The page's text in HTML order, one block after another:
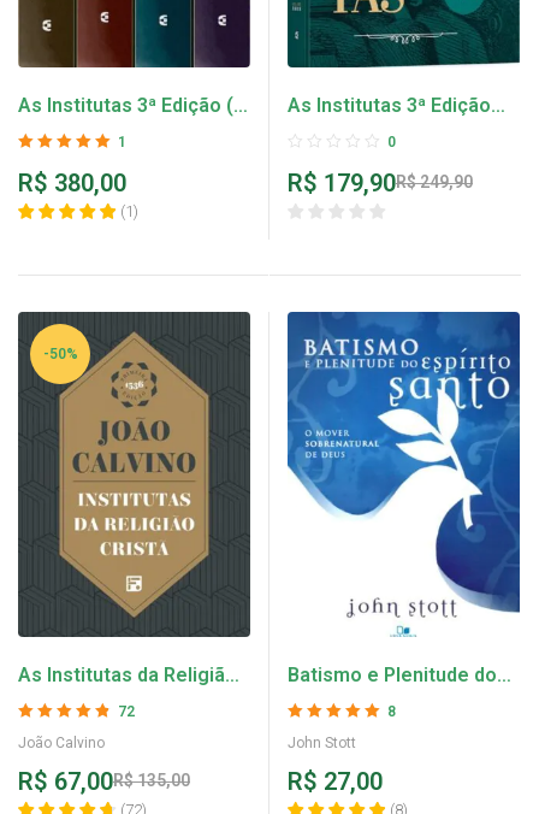
As Institutas 3ª Edição (4
Volumes) – João Calvino
de 5
1
R$ 380,00
(1)
As Institutas 3ª Edição
(Volume Único) – João
0
R$249,90
R$ 179,90
-50%
As Institutas da Religião
Cristã – João Calvino
72
João Calvino
R$135,00
R$ 67,00
(72)
Batismo e Plenitude do
Espírito Santo – John
Stott
8
John Stott
R$ 27,00
(8)